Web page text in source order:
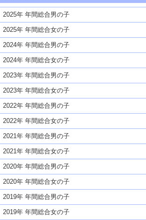
2025年 年間総合男の子
2025年 年間総合女の子
2024年 年間総合男の子
2024年 年間総合女の子
2023年 年間総合男の子
2023年 年間総合女の子
2022年 年間総合男の子
2022年 年間総合女の子
2021年 年間総合男の子
2021年 年間総合女の子
2020年 年間総合男の子
2020年 年間総合女の子
2019年 年間総合男の子
2019年 年間総合女の子